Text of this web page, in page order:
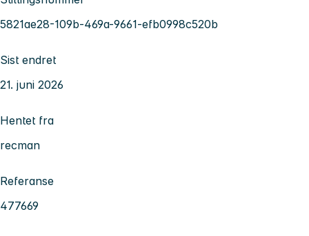
5821ae28-109b-469a-9661-efb0998c520b
Sist endret
21. juni 2026
Hentet fra
recman
Referanse
477669